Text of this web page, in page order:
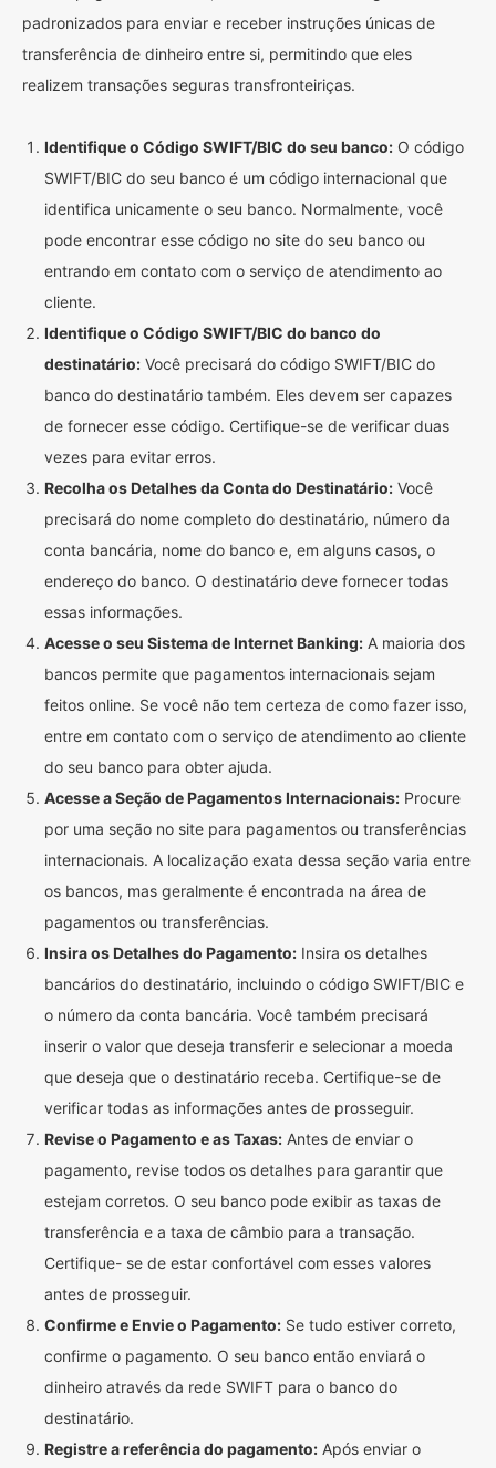
padronizados para enviar e receber instruções únicas de
transferência de dinheiro entre si, permitindo que eles
realizem transações seguras transfronteiriças.
Identifique o Código SWIFT/BIC do seu banco: O código
SWIFT/BIC do seu banco é um código internacional que
identifica unicamente o seu banco. Normalmente, você
pode encontrar esse código no site do seu banco ou
entrando em contato com o serviço de atendimento ao
cliente.
Identifique o Código SWIFT/BIC do banco do
destinatário: Você precisará do código SWIFT/BIC do
banco do destinatário também. Eles devem ser capazes
de fornecer esse código. Certifique-se de verificar duas
vezes para evitar erros.
Recolha os Detalhes da Conta do Destinatário: Você
precisará do nome completo do destinatário, número da
conta bancária, nome do banco e, em alguns casos, o
endereço do banco. O destinatário deve fornecer todas
essas informações.
Acesse o seu Sistema de Internet Banking: A maioria dos
bancos permite que pagamentos internacionais sejam
feitos online. Se você não tem certeza de como fazer isso,
entre em contato com o serviço de atendimento ao cliente
do seu banco para obter ajuda.
Acesse a Seção de Pagamentos Internacionais: Procure
por uma seção no site para pagamentos ou transferências
internacionais. A localização exata dessa seção varia entre
os bancos, mas geralmente é encontrada na área de
pagamentos ou transferências.
Insira os Detalhes do Pagamento: Insira os detalhes
bancários do destinatário, incluindo o código SWIFT/BIC e
o número da conta bancária. Você também precisará
inserir o valor que deseja transferir e selecionar a moeda
que deseja que o destinatário receba. Certifique-se de
verificar todas as informações antes de prosseguir.
Revise o Pagamento e as Taxas: Antes de enviar o
pagamento, revise todos os detalhes para garantir que
estejam corretos. O seu banco pode exibir as taxas de
transferência e a taxa de câmbio para a transação.
Certifique- se de estar confortável com esses valores
antes de prosseguir.
Confirme e Envie o Pagamento: Se tudo estiver correto,
confirme o pagamento. O seu banco então enviará o
dinheiro através da rede SWIFT para o banco do
destinatário.
Registre a referência do pagamento: Após enviar o